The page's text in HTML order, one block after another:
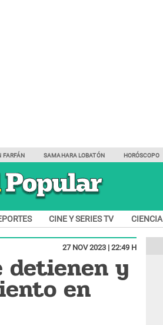
FARFÁN SAMAHARA LOBATÓN HORÓSCOPO
CINE Y SERIES TV CIENCIA
27 NOV 2023 | 22:49 H
detienen y
en